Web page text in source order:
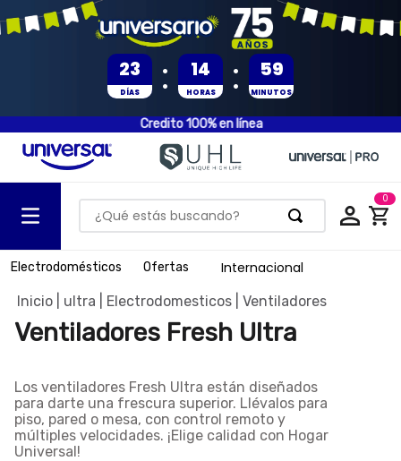
23
DÍAS : 14
HORAS : 59
MINUTOS
Credito 100% en línea
¿Qué estás buscando? 0
Electrodomésticos Ofertas Internacional
ultra Electrodomesticos Ventiladores
Ventiladores Fresh Ultra
Los ventiladores Fresh Ultra están diseñados
para darte una frescura superior. Llévalos para
piso, pared o mesa, con control remoto y
múltiples velocidades. ¡Elige calidad con Hogar
Universal!
TÉRMINOS MÁS BUSCADOS
batería
ventilador
.
licuadora
.
ollas